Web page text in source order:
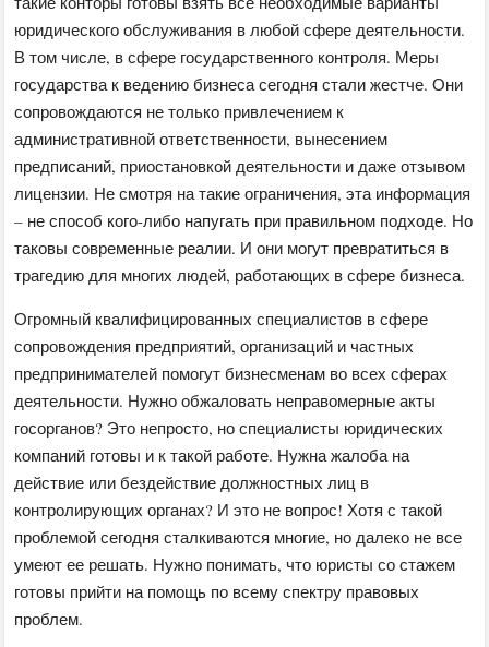
юридического обслуживания в любой сфере деятельности.
В том числе, в сфере государственного контроля. Меры
государства к ведению бизнеса сегодня стали жестче. Они
сопровождаются не только привлечением к
административной ответственности, вынесением
предписаний, приостановкой деятельности и даже отзывом
лицензии. Не смотря на такие ограничения, эта информация
– не способ кого-либо напугать при правильном подходе. Но
таковы современные реалии. И они могут превратиться в
трагедию для многих людей, работающих в сфере бизнеса.
Огромный квалифицированных специалистов в сфере
сопровождения предприятий, организаций и частных
предпринимателей помогут бизнесменам во всех сферах
деятельности. Нужно обжаловать неправомерные акты
госорганов? Это непросто, но специалисты юридических
компаний готовы и к такой работе. Нужна жалоба на
действие или бездействие должностных лиц в
контролирующих органах? И это не вопрос! Хотя с такой
проблемой сегодня сталкиваются многие, но далеко не все
умеют ее решать. Нужно понимать, что юристы со стажем
готовы прийти на помощь по всему спектру правовых
проблем.